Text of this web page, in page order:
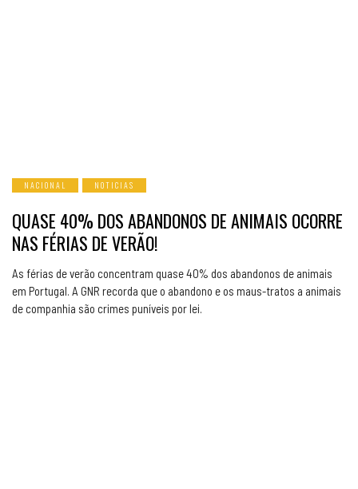
NACIONAL NOTICIAS
QUASE 40% DOS ABANDONOS DE ANIMAIS OCORRE
NAS FÉRIAS DE VERÃO!
As férias de verão concentram quase 40% dos abandonos de animais
em Portugal. A GNR recorda que o abandono e os maus-tratos a animais
de companhia são crimes puníveis por lei.